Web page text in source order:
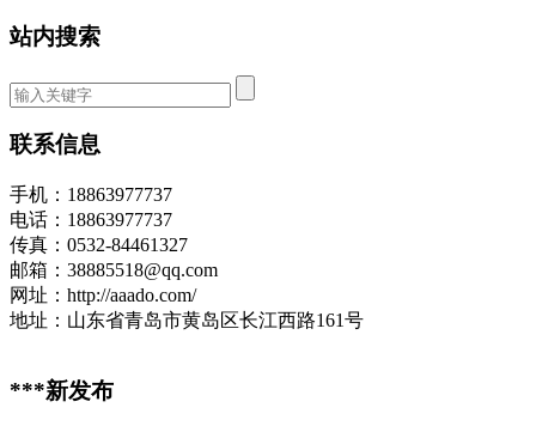
站内搜索
联系信息
手机：18863977737
电话：18863977737
传真：0532-84461327
邮箱：38885518@qq.com
网址：http://aaado.com/
地址：山东省青岛市黄岛区长江西路161号
***新发布